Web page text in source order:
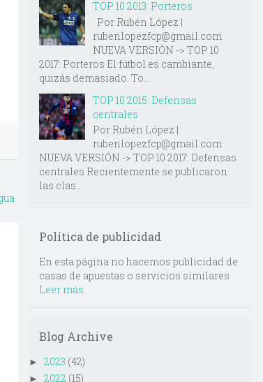
TOP 10 2013: Porteros
Por Rubén López |
rubenlopezfcp@gmail.com
NUEVA VERSIÓN -> TOP 10
2017: Porteros El fútbol es cambiante,
quizás demasiado. To...
TOP 10 2015: Defensas
centrales
Por Rubén López |
rubenlopezfcp@gmail.com
NUEVA VERSIÓN -> TOP 10 2017: Defensas
centrales Recientemente se publicaron
las clas...
Política de publicidad
En esta página no hacemos publicidad de
casas de apuestas o servicios similares
Leer más...
Blog Archive
► 2023 (42)
► 2022 (15)